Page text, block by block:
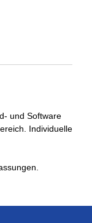
und Software
Individuelle